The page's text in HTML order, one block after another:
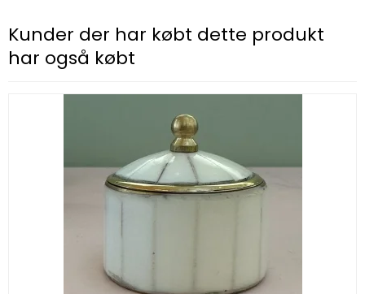
Kunder der har købt dette produkt
har også købt